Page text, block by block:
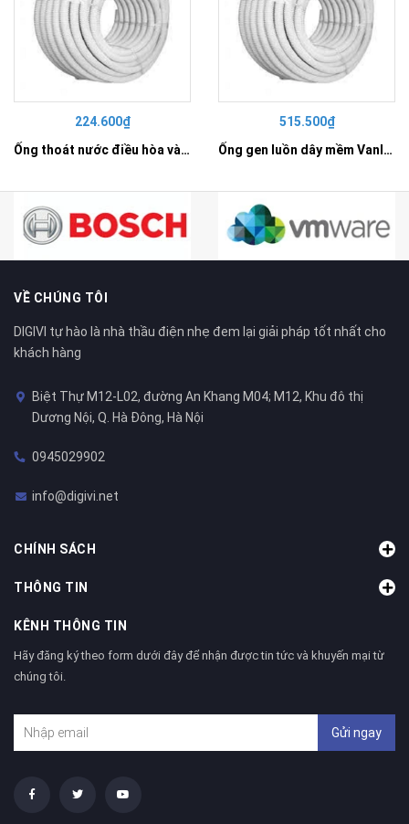
224.600₫
Ống thoát nước điều hòa và tưới tiêu D25 - SP9025DH
515.500₫
Ống gen luồn dây mềm Vanlock D50 - VL9050CL
VỀ CHÚNG TÔI
DIGIVI tự hào là nhà thầu điện nhẹ đem lại giải pháp tốt nhất cho
khách hàng
Biệt Thự M12-L02, đường An Khang M04; M12, Khu đô thị
Dương Nội, Q. Hà Đông, Hà Nội
0945029902
info@digivi.net
CHÍNH SÁCH
THÔNG TIN
KÊNH THÔNG TIN
Hãy đăng ký theo form dưới đây để nhận được tin tức và khuyến mại từ
chúng tôi.
Gửi ngay